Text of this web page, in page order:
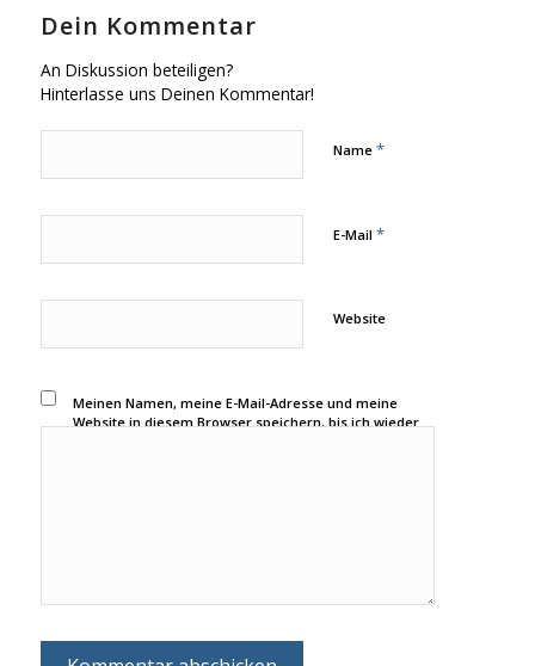
Dein Kommentar
An Diskussion beteiligen?
Hinterlasse uns Deinen Kommentar!
Name *
E-Mail *
Website
Meinen Namen, meine E-Mail-Adresse und meine
Website in diesem Browser speichern, bis ich wieder